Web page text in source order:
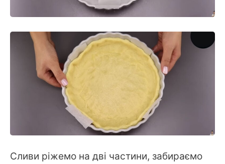
Сливи ріжемо на дві частини, забираємо